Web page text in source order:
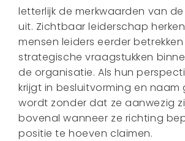
letterlijk de merkwaarden van
uit. Zichtbaar leiderschap
mensen leiders eerder betrekken
strategische vraagstukken
de organisatie. Als hun
krijgt in besluitvorming en naam
wordt zonder dat ze aanwezig
bovenal wanneer ze richting
positie te hoeven claimen.